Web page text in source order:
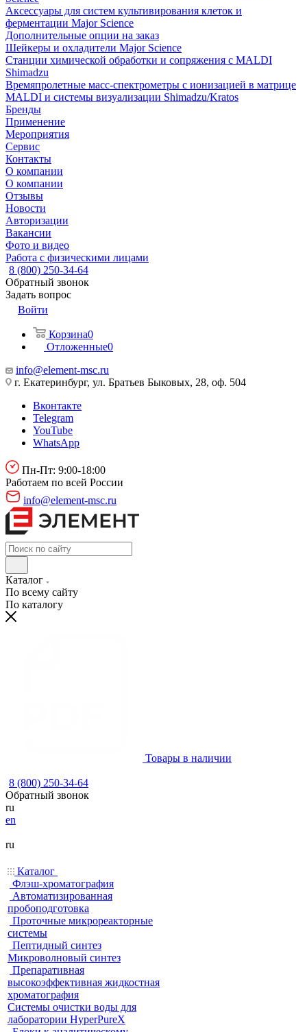
Аксессуары для систем культивирования клеток и
ферментации Major Science
Дополнительные опции на заказ
Шейкеры и охладители Major Science
Станции химической обработки и сопряжения с MALDI
Shimadzu
Времяпролетные масс-спектрометры с ионизацией в матрице
MALDI и системы визуализации Shimadzu/Kratos
Бренды
Применение
Мероприятия
Сервис
Контакты
О компании
О компании
Отзывы
Новости
Авторизации
Вакансии
Фото и видео
Работа с физическими лицами
8 (800) 250-34-64
Обратный звонок
Задать вопрос
Войти
Корзина0
Отложенные0
info@element-msc.ru
г. Екатеринбург, ул. Братьев Быковых, 28, оф. 504
Вконтакте
Telegram
YouTube
WhatsApp
Пн-Пт: 9:00-18:00
Работаем по всей России
info@element-msc.ru
Каталог
По всему сайту
По каталогу
Товары в наличии
8 (800) 250-34-64
Обратный звонок
ru
en
ru
Каталог
Флэш-хроматография
Автоматизированная
пробоподготовка
Проточные микрореакторные
системы
Пептидный синтез
Микроволновый синтез
Препаративная
высокоэффективная жидкостная
хроматография
Системы очистки воды для
лаборатории HyperPureX